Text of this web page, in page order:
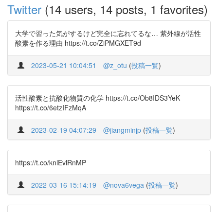
Twitter (14 users, 14 posts, 1 favorites)
大学で習った気がするけど完全に忘れてるな… 紫外線が活性
酸素を作る理由 https://t.co/ZiPMGXET9d
2023-05-21 10:04:51 @z_otu (投稿一覧)
活性酸素と抗酸化物質の化学 https://t.co/Ob8IDS3YeK
https://t.co/6etzIFzMqA
2023-02-19 04:07:29 @jiangminjp (投稿一覧)
https://t.co/knlEvlRnMP
2022-03-16 15:14:19 @nova6vega (投稿一覧)